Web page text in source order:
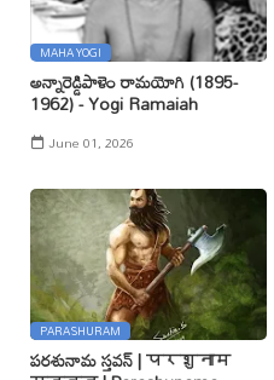
MAHA YOGI
అన్నారెడ్డిపాళెం రామయోగి (1895-
1962) - Yogi Ramaiah
June 01, 2026
PARASHURAM
పరశునామ స్తవన్ | परशुनाम